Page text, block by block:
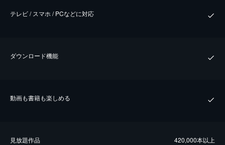
テレビ / スマホ / PCなどに対応
ダウンロード機能
動画も書籍も楽しめる
⾒放題作品 420,000本以上